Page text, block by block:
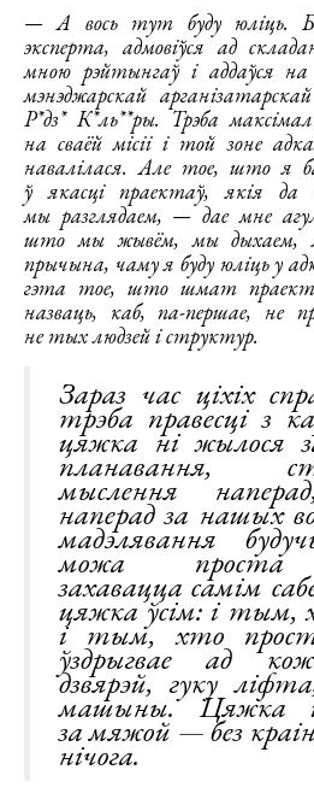
— А вось тут буду юліць.
эксперта, адмовіўся ад
мною рэйтынгаў і аддаўся
мэнэджарскай
Р*дз* К*ль**ры. Трэба
на сваёй місіі і той зоне
навалілася. Але тое, што я
ў якасці праектаў, якія да
мы разглядаем, — дае мне
што мы жывём, мы дыхаем,
прычына, чаму я буду юліць у
гэта тое, што шмат
назваць, каб, па-першае, не
не тых людзей і структур.
Зараз час ціхіх
трэба правесці з
цяжка ні жылося
планавання,
мыслення
наперад за нашых
мадэлявання
можа проста
захавацца самім
цяжка ўсім: і тым,
і тым, хто
ўздрыгвае ад
дзвярэй, гуку
машыны. Цяжка
за мяжой — без
нічога.